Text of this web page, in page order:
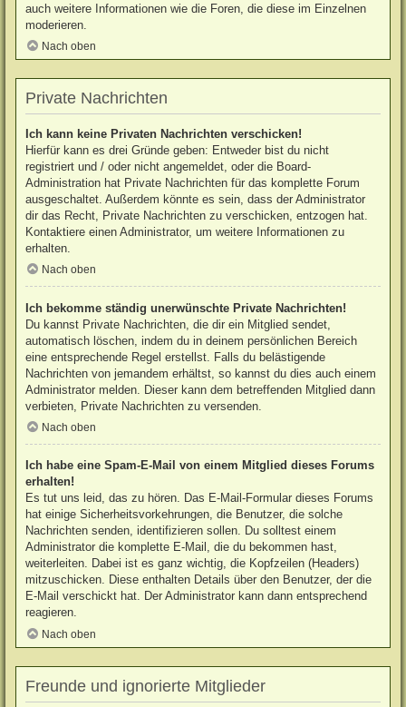
auch weitere Informationen wie die Foren, die diese im Einzelnen
moderieren.
Nach oben
Private Nachrichten
Ich kann keine Privaten Nachrichten verschicken!
Hierfür kann es drei Gründe geben: Entweder bist du nicht
registriert und / oder nicht angemeldet, oder die Board-
Administration hat Private Nachrichten für das komplette Forum
ausgeschaltet. Außerdem könnte es sein, dass der Administrator
dir das Recht, Private Nachrichten zu verschicken, entzogen hat.
Kontaktiere einen Administrator, um weitere Informationen zu
erhalten.
Nach oben
Ich bekomme ständig unerwünschte Private Nachrichten!
Du kannst Private Nachrichten, die dir ein Mitglied sendet,
automatisch löschen, indem du in deinem persönlichen Bereich
eine entsprechende Regel erstellst. Falls du belästigende
Nachrichten von jemandem erhältst, so kannst du dies auch einem
Administrator melden. Dieser kann dem betreffenden Mitglied dann
verbieten, Private Nachrichten zu versenden.
Nach oben
Ich habe eine Spam-E-Mail von einem Mitglied dieses Forums
erhalten!
Es tut uns leid, das zu hören. Das E-Mail-Formular dieses Forums
hat einige Sicherheitsvorkehrungen, die Benutzer, die solche
Nachrichten senden, identifizieren sollen. Du solltest einem
Administrator die komplette E-Mail, die du bekommen hast,
weiterleiten. Dabei ist es ganz wichtig, die Kopfzeilen (Headers)
mitzuschicken. Diese enthalten Details über den Benutzer, der die
E-Mail verschickt hat. Der Administrator kann dann entsprechend
reagieren.
Nach oben
Freunde und ignorierte Mitglieder